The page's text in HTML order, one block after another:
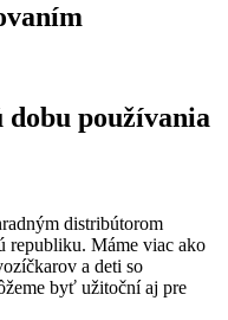
dobu používania
distribútorom
republiku. Máme viac ako
a deti so
byť užitoční aj pre